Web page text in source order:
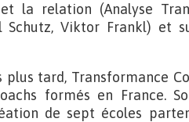
la relation (Analyse
Schutz, Viktor Frankl) et
plus tard, Transformance
formés en France.
de sept écoles